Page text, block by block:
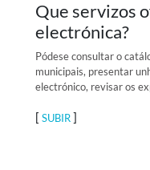
Que servizos
electrónica?
Pódese consultar o
municipais, presentar
electrónico, revisar os
[ SUBIR]